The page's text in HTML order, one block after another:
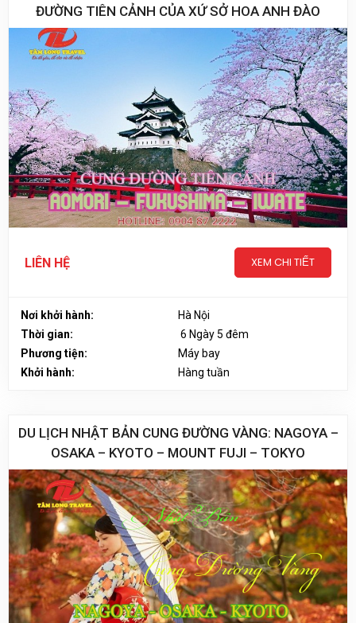
ĐƯỜNG TIÊN CẢNH CỦA XỨ SỞ HOA ANH ĐÀO
LIÊN HỆ XEM CHI TIẾT
Nơi khởi hành:
Hà Nội
Thời gian:
6 Ngày 5 đêm
Phương tiện:
Máy bay
Khởi hành:
Hàng tuần
DU LỊCH NHẬT BẢN CUNG ĐƯỜNG VÀNG: NAGOYA –
OSAKA – KYOTO – MOUNT FUJI – TOKYO